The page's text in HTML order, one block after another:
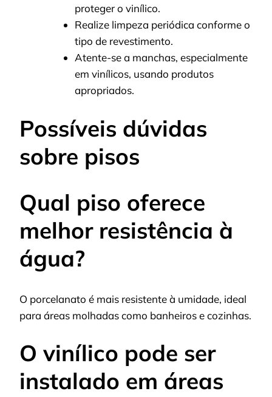
proteger o vinílico.
Realize limpeza periódica conforme o
tipo de revestimento.
Atente-se a manchas, especialmente
em vinílicos, usando produtos
apropriados.
Possíveis dúvidas
sobre pisos
Qual piso oferece
melhor resistência à
água?
O porcelanato é mais resistente à umidade, ideal
para áreas molhadas como banheiros e cozinhas.
O vinílico pode ser
instalado em áreas